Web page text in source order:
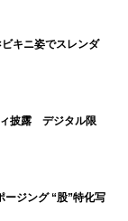
キニ姿でスレンダ
ィ披露 デジタル限
ージング “股”特化写